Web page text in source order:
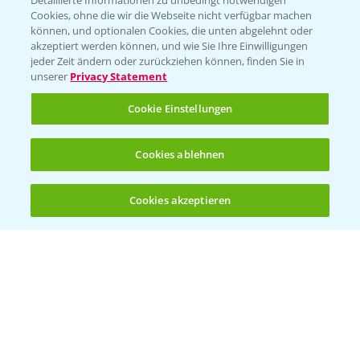
(noch 4)
Folgen Sie uns
Allgemeine Nutzungsbedingungen
Datenschutzerklärung
Cookies, ohne die wir die Webseite nicht verfügbar machen
können, und optionalen Cookies, die unten abgelehnt oder
akzeptiert werden können, und wie Sie Ihre Einwilligungen
jeder Zeit ändern oder zurückziehen können, finden Sie in
unserer Privacy Statement
Cookie Einstellungen
Cookies ablehnen
Cookies akzeptieren